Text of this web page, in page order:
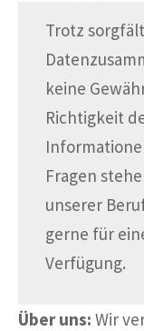
Trotz
keine
Richtigkeit
Fragen
unserer
gerne für
Verfügung.
Über uns: Wir